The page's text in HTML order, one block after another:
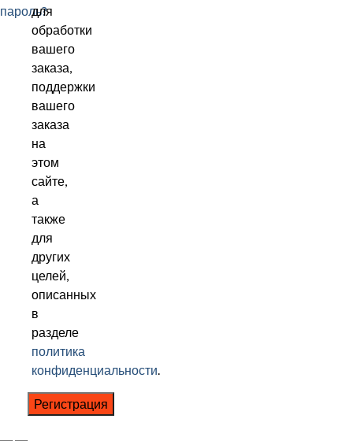
пароль?
для
обработки
вашего
заказа,
поддержки
вашего
заказа
на
этом
сайте,
а
также
для
других
целей,
описанных
в
разделе
политика
конфиденциальности.
Регистрация